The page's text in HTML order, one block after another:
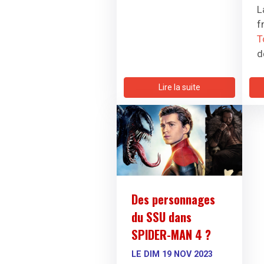
Lire la suite
Des personnages
du SSU dans
SPIDER-MAN 4 ?
LE DIM 19 NOV 2023